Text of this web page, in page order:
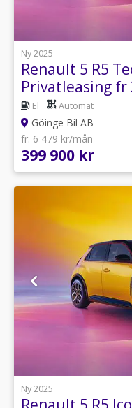
Ny 2025
Renault 5 R5
Privatleasing fr
El Automat
Göinge Bil AB
fr. 6 479 kr/mån
399 900 kr
Ny 2025